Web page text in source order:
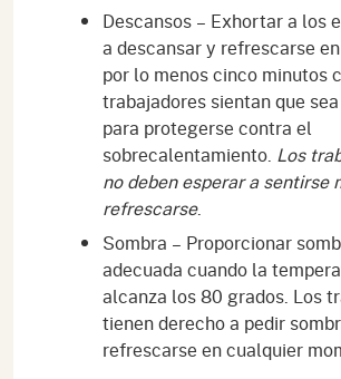
Descansos – Exhortar a los
a descansar y refrescarse
por lo menos cinco minutos
trabajadores sientan que
para protegerse contra el
sobrecalentamiento. Los
no deben esperar a sentirse
refrescarse.
Sombra – Proporcionar
adecuada cuando la
alcanza los 80 grados. Los
tienen derecho a pedir
refrescarse en cualquier